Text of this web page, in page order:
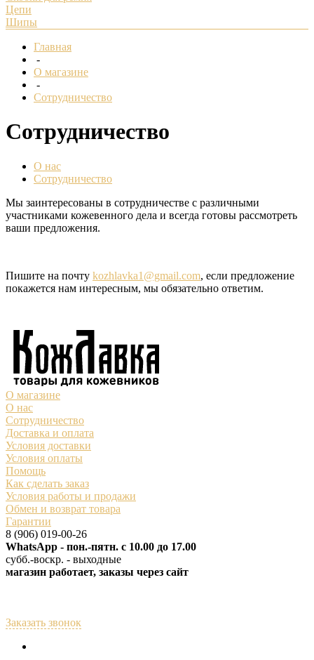
Цепи
Шипы
Главная
-
О магазине
-
Сотрудничество
Сотрудничество
О нас
Сотрудничество
Мы заинтересованы в сотрудничестве с различными
участниками кожевенного дела и всегда готовы рассмотреть
ваши предложения.
Пишите на почту kozhlavka1@gmail.com, если предложение
покажется нам интересным, мы обязательно ответим.
О магазине
О нас
Сотрудничество
Доставка и оплата
Условия доставки
Условия оплаты
Помощь
Как сделать заказ
Условия работы и продажи
Обмен и возврат товара
Гарантии
8 (906) 019-00-26
WhatsApp - пон.-пятн. с 10.00 до 17.00
субб.-воскр. - выходные
магазин работает, заказы через сайт
Заказать звонок